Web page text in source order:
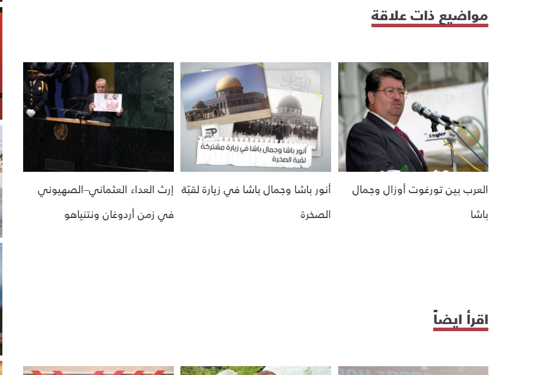
مواضيع ذات علاقة
العرب بين تورغوت أوزال وجمال
باشا
أنور باشا وجمال باشا في زيارة لقبّة
الصخرة
إرث العداء العثماني–الصهيوني
في زمن أردوغان ونتنياهو
اقرأ ايضاً